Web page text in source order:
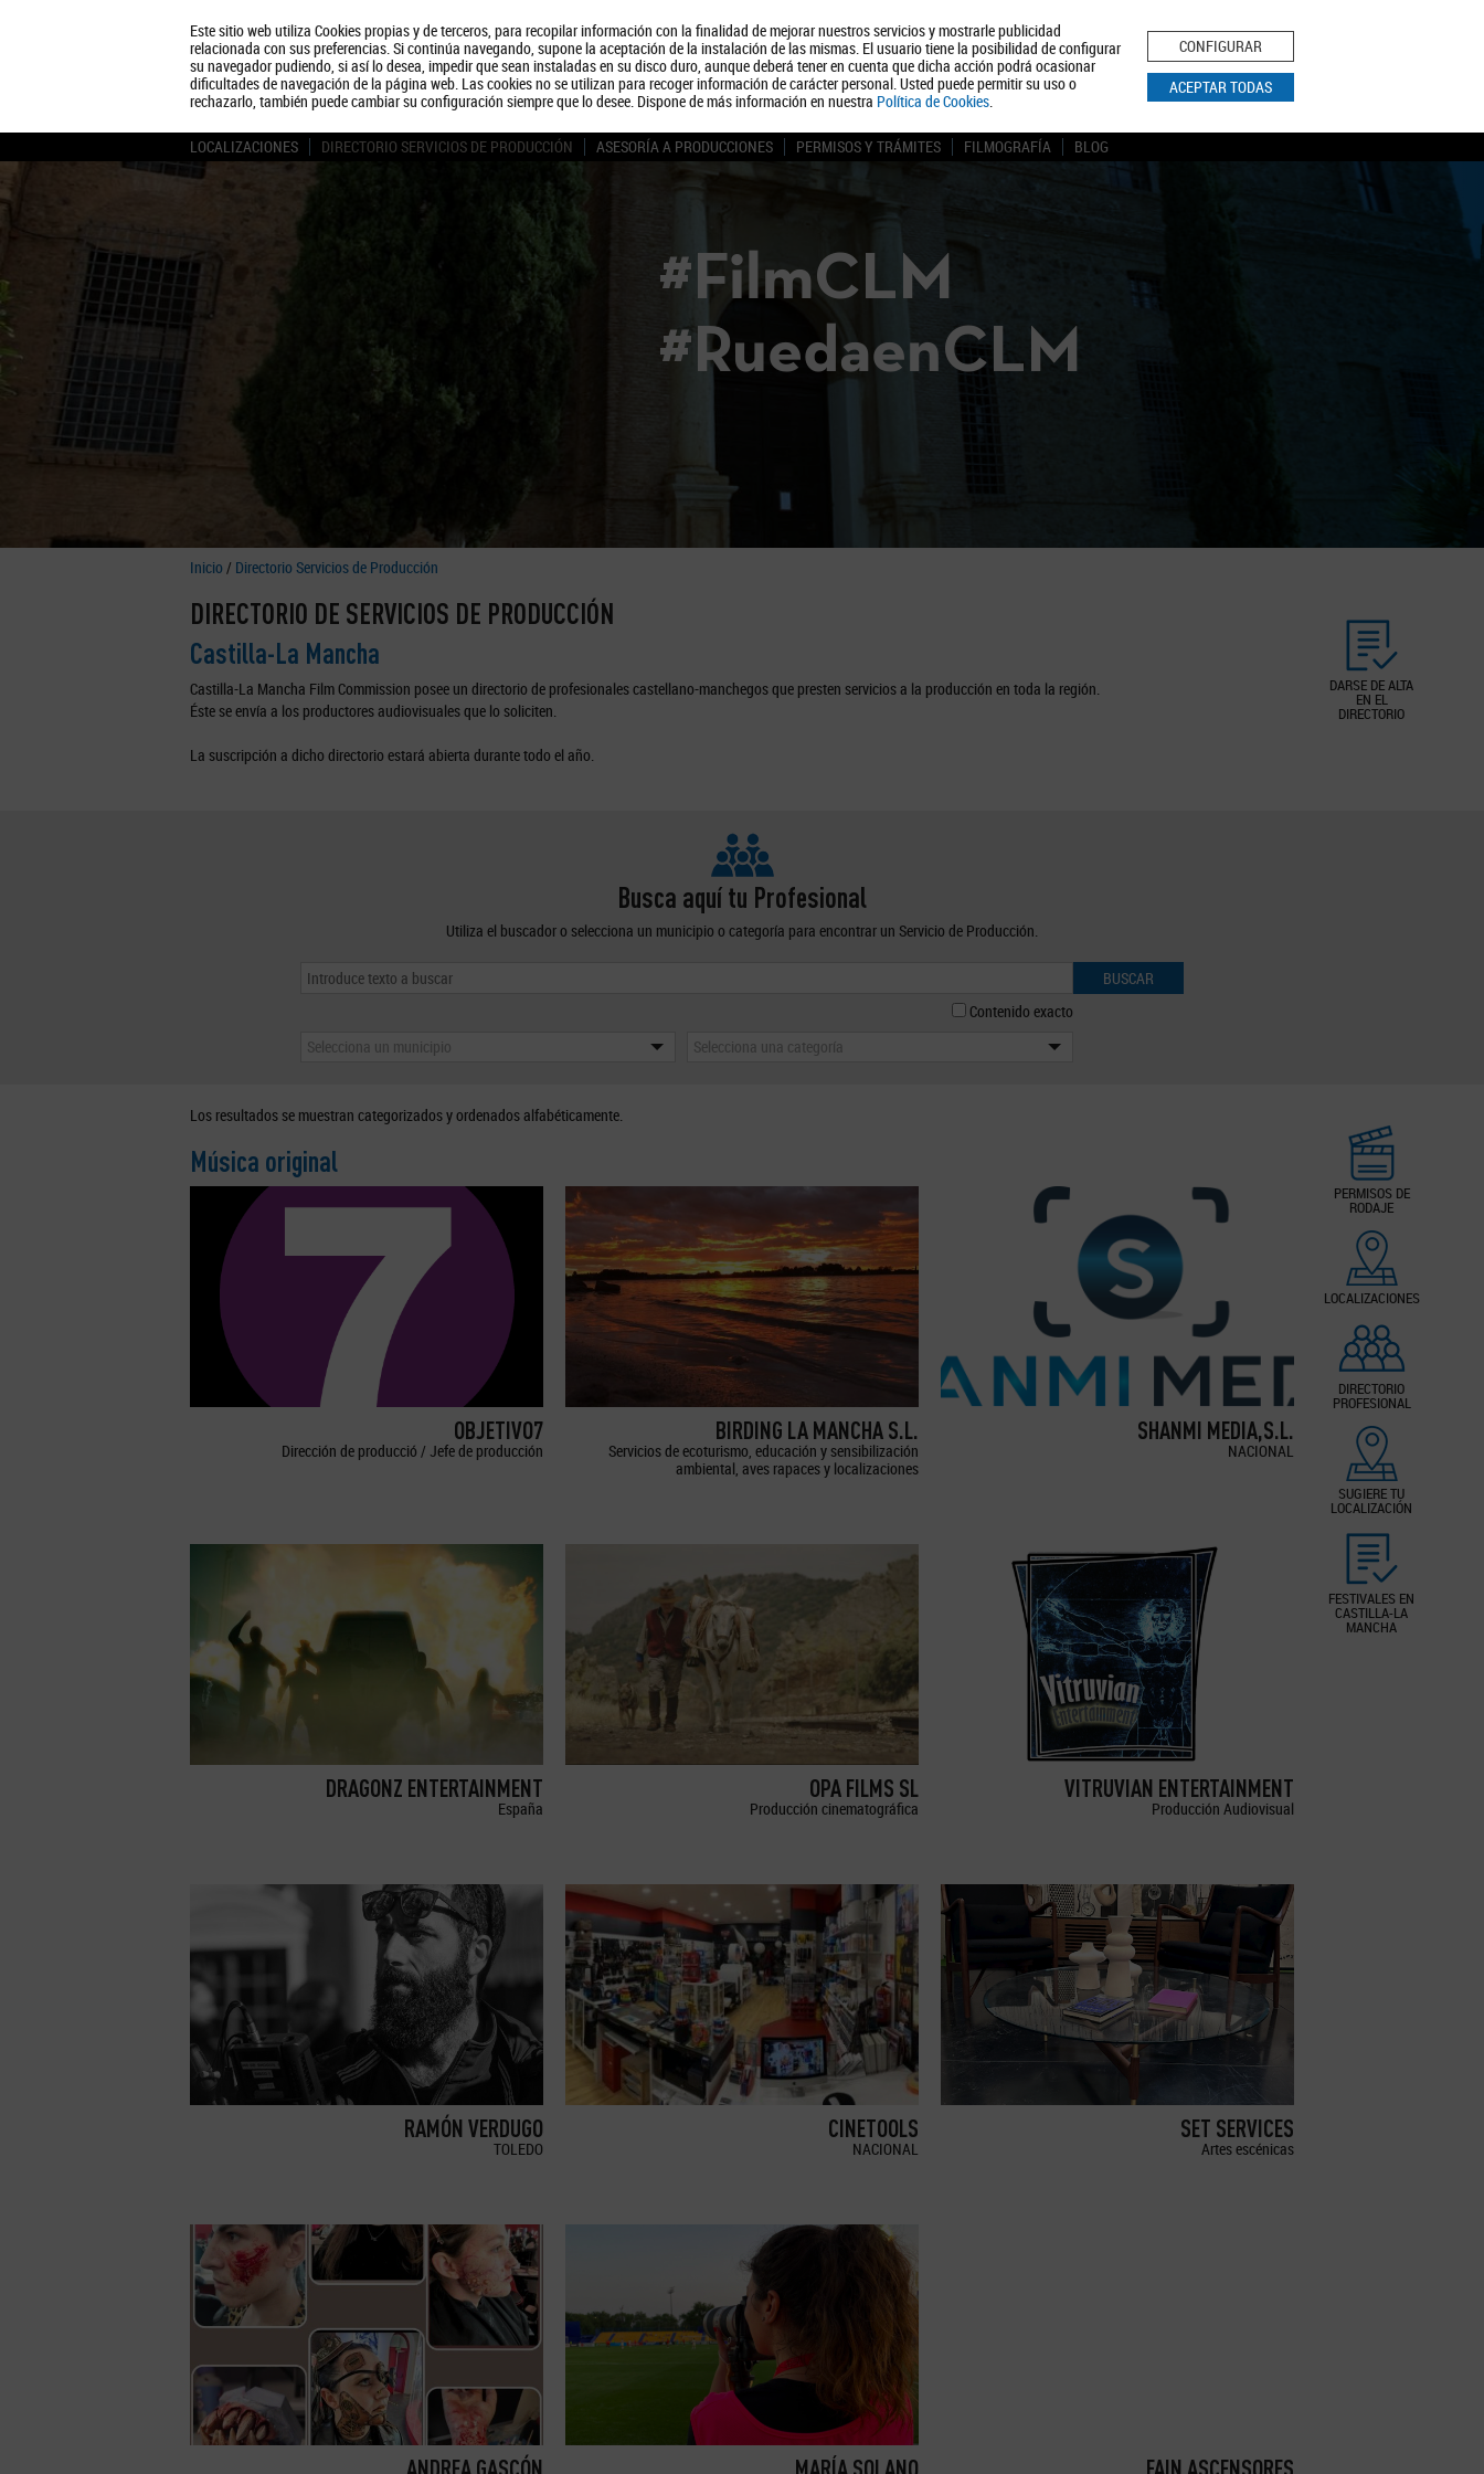
Este sitio web utiliza Cookies propias y de terceros, para recopilar información con la finalidad de mejorar nuestros servicios y mostrarle publicidad
relacionada con sus preferencias. Si continúa navegando, supone la aceptación de la instalación de las mismas. El usuario tiene la posibilidad de configurar
su navegador pudiendo, si así lo desea, impedir que sean instaladas en su disco duro, aunque deberá tener en cuenta que dicha acción podrá ocasionar
dificultades de navegación de la página web. Las cookies no se utilizan para recoger información de carácter personal. Usted puede permitir su uso o
rechazarlo, también puede cambiar su configuración siempre que lo desee. Dispone de más información en nuestra Política de Cookies.
CONFIGURAR
ACEPTAR TODAS
Quiénes somos Turismo Política de Privacidad Aviso Legal Política de Cookies
BUSCAR
LOCALIZACIONES DIRECTORIO SERVICIOS DE PRODUCCIÓN ASESORÍA A PRODUCCIONES PERMISOS Y TRÁMITES FILMOGRAFÍA BLOG
#FilmCLM
#RuedaenCLM
Inicio / Directorio Servicios de Producción
DARSE DE ALTA
EN EL
DIRECTORIO
DIRECTORIO DE SERVICIOS DE PRODUCCIÓN
Castilla-La Mancha
Castilla-La Mancha Film Commission posee un directorio de profesionales castellano-manchegos que presten servicios a la producción en toda la región.
Éste se envía a los productores audiovisuales que lo soliciten.
La suscripción a dicho directorio estará abierta durante todo el año.
Busca aquí tu Profesional
Utiliza el buscador o selecciona un municipio o categoría para encontrar un Servicio de Producción.
BUSCAR
Contenido exacto
Selecciona un municipio
Selecciona una categoría
PERMISOS DE
RODAJE
LOCALIZACIONES
DIRECTORIO
PROFESIONAL
SUGIERE TU
LOCALIZACIÓN
FESTIVALES EN
CASTILLA-LA
MANCHA
Los resultados se muestran categorizados y ordenados alfabéticamente.
Música original
OBJETIVO7
Dirección de producció / Jefe de producción
BIRDING LA MANCHA S.L.
Servicios de ecoturismo, educación y sensibilización
ambiental, aves rapaces y localizaciones
SHANMI MEDIA,S.L.
NACIONAL
DRAGONZ ENTERTAINMENT
España
OPA FILMS SL
Producción cinematográfica
VITRUVIAN ENTERTAINMENT
Producción Audiovisual
RAMÓN VERDUGO
TOLEDO
CINETOOLS
NACIONAL
SET SERVICES
Artes escénicas
ANDREA GASCÓN MARÍA SOLANO FAIN ASCENSORES